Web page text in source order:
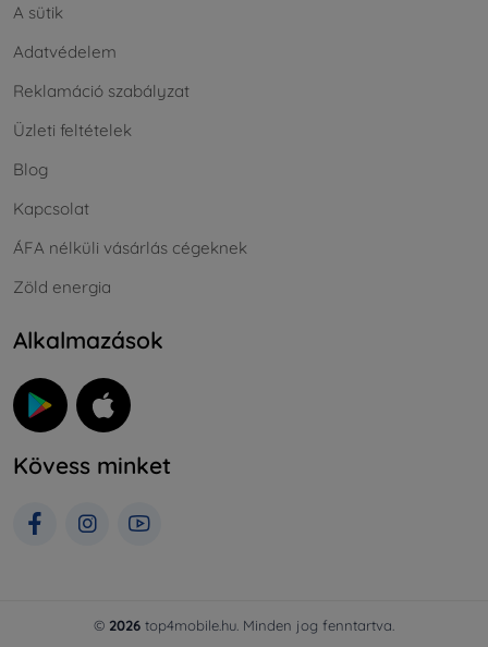
A sütik
Adatvédelem
Reklamáció szabályzat
Üzleti feltételek
Blog
Kapcsolat
ÁFA nélküli vásárlás cégeknek
Zöld energia
Alkalmazások
Kövess minket
© 2026 top4mobile.hu. Minden jog fenntartva.